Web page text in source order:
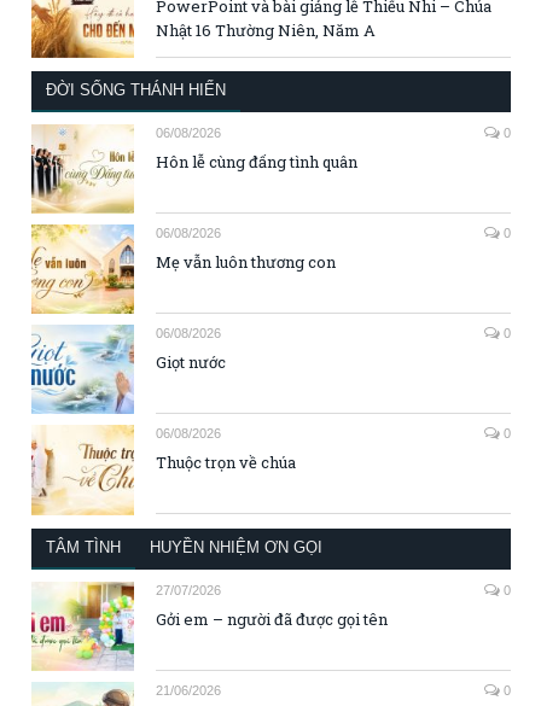
PowerPoint và bài giảng lễ Thiếu Nhi – Chúa
Nhật 16 Thường Niên, Năm A
ĐỜI SỐNG THÁNH HIẾN
06/08/2026 0
Hôn lễ cùng đấng tình quân
06/08/2026 0
Mẹ vẫn luôn thương con
06/08/2026 0
Giọt nước
06/08/2026 0
Thuộc trọn về chúa
TÂM TÌNH HUYỀN NHIỆM ƠN GỌI
27/07/2026 0
Gởi em – người đã được gọi tên
21/06/2026 0